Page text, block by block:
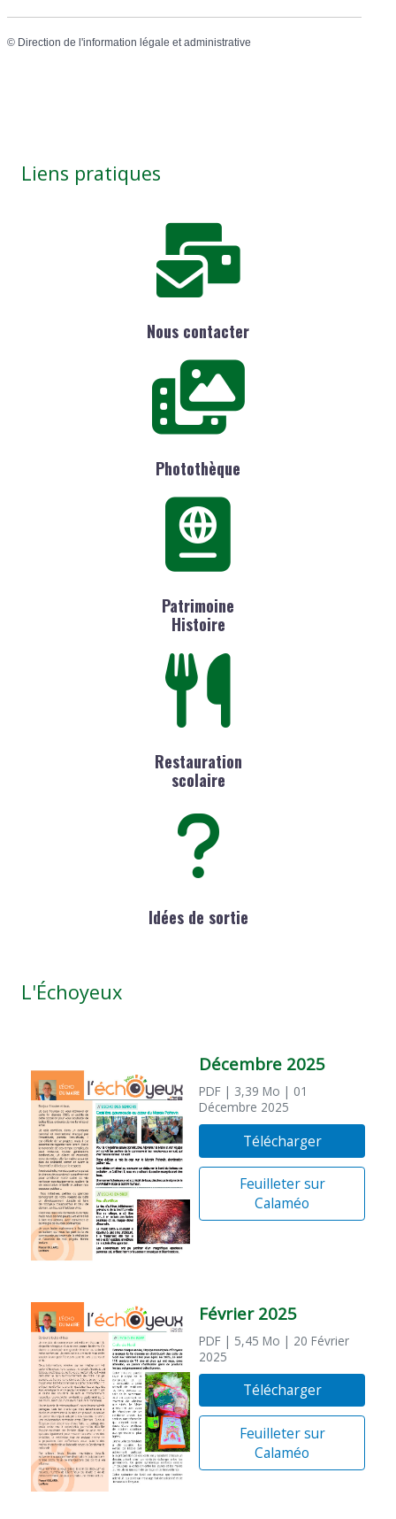
© Direction de l'information légale et administrative
Liens pratiques
Nous contacter
Photothèque
Patrimoine
Histoire
Restauration
scolaire
Idées de sortie
L'Échoyeux
Décembre 2025
PDF | 3,39 Mo | 01
Décembre 2025
Télécharger
Feuilleter sur
Calaméo
Février 2025
PDF | 5,45 Mo | 20 Février
2025
Télécharger
Feuilleter sur
Calaméo